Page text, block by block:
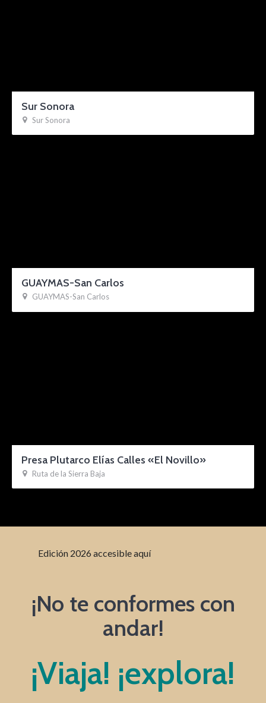
Sur Sonora
Sur Sonora
GUAYMAS-San Carlos
GUAYMAS-San Carlos
Presa Plutarco Elías Calles «El Novillo»
Ruta de la Sierra Baja
Edición 2026 accesible aquí
¡No te conformes con
andar!
¡Viaja! ¡explora!